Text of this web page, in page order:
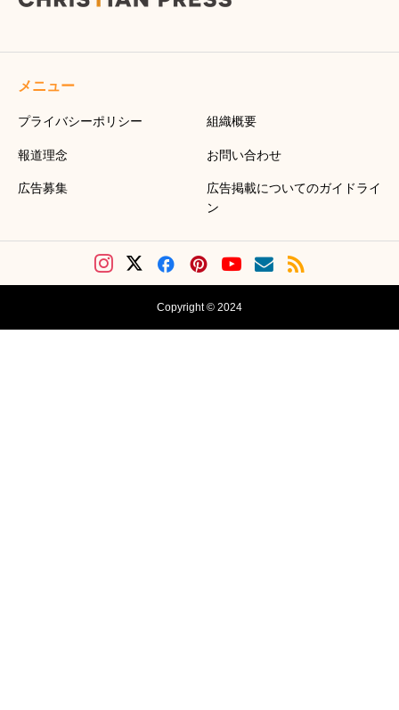
メニュー
プライバシーポリシー 組織概要
報道理念 お問い合わせ
広告募集
広告掲載についてのガイドライ
ン
Copyright © 2024